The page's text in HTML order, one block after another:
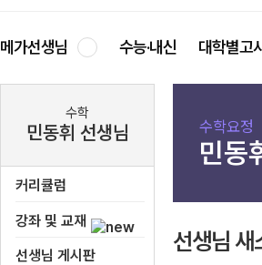
메가선생님 수능·내신 대학별고
수학
민동휘 선생님
커리큘럼
강좌 및 교재
선생님 게시판
수학요정
민동
선생님 새